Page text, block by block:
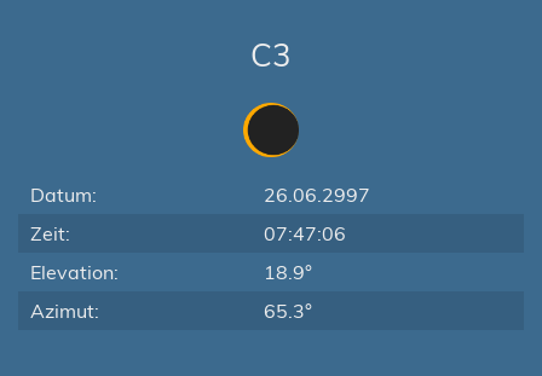
C3
Datum:
26.06.2997
Zeit:
07:47:06
Elevation:
18.9°
Azimut:
65.3°